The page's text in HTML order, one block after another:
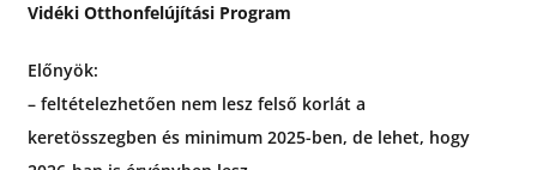
Vidéki Otthonfelújítási Program
Előnyök:
– feltételezhetően nem lesz felső korlát a
keretösszegben és minimum 2025-ben, de lehet, hogy